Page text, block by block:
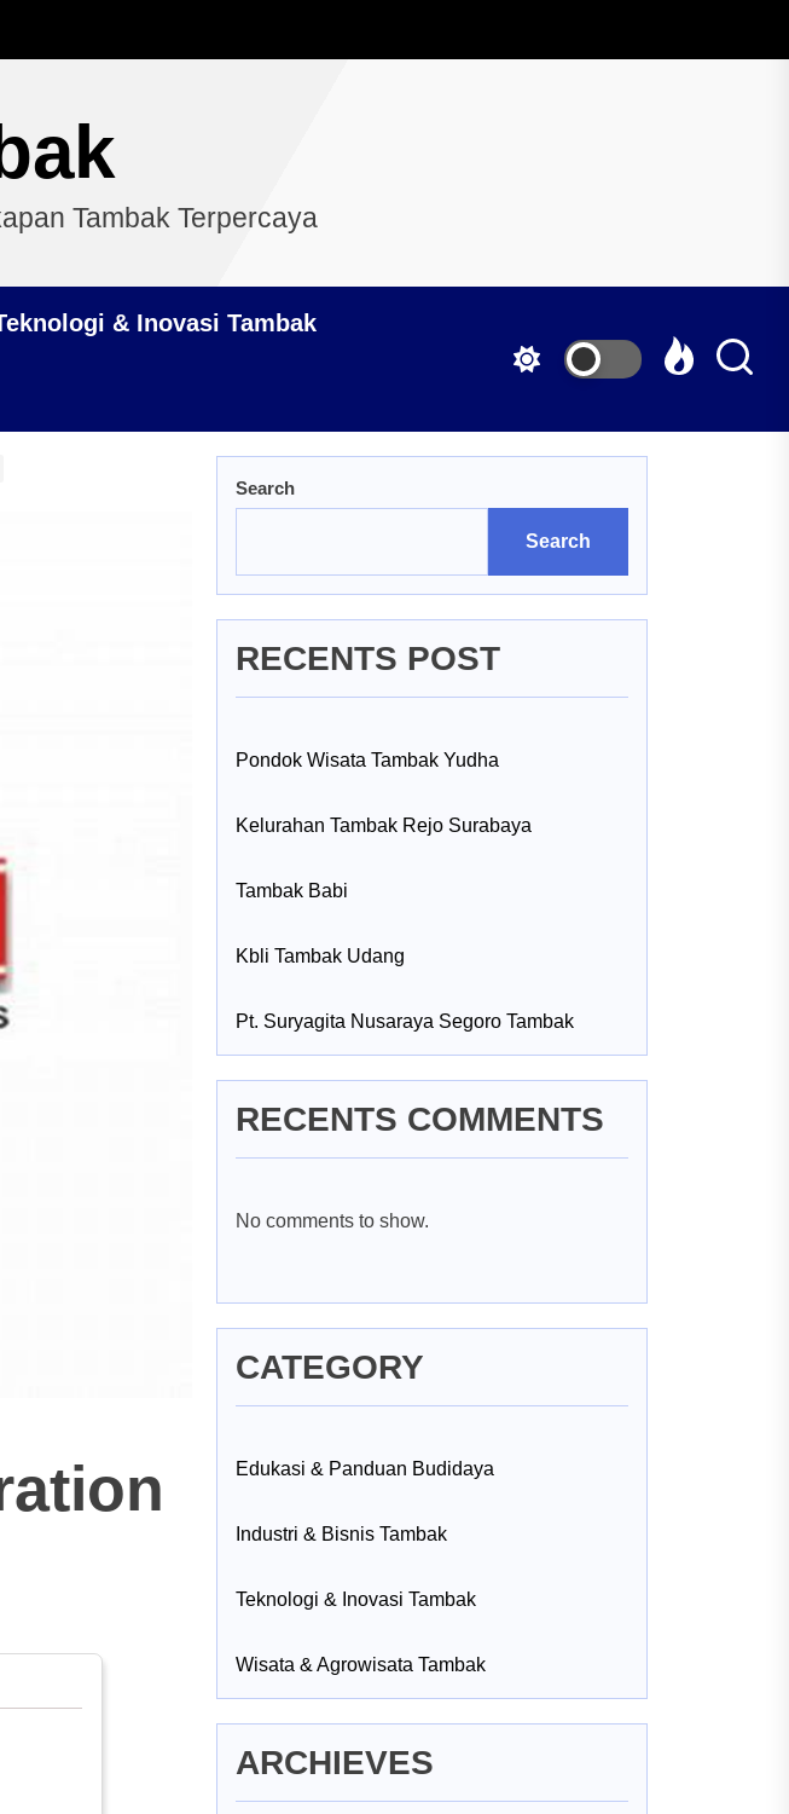
Tambak Terpercaya
& Inovasi Tambak
Search
Search
RECENTS POST
Pondok Wisata Tambak Yudha
Kelurahan Tambak Rejo Surabaya
Tambak Babi
Kbli Tambak Udang
Pt. Suryagita Nusaraya Segoro Tambak
RECENTS COMMENTS
No comments to show.
CATEGORY
Edukasi & Panduan Budidaya
Industri & Bisnis Tambak
Teknologi & Inovasi Tambak
Wisata & Agrowisata Tambak
ARCHIEVES